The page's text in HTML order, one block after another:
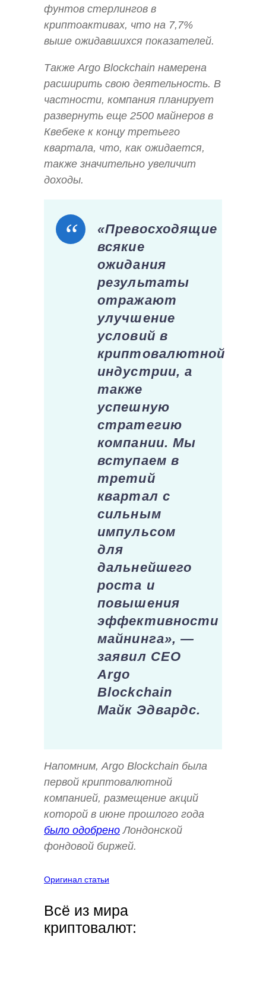
фунтов стерлингов в
криптоактивах, что на 7,7%
выше ожидавшихся показателей.
Также Argo Blockchain намерена
расширить свою деятельность. В
частности, компания планирует
развернуть еще 2500 майнеров в
Квебеке к концу третьего
квартала, что, как ожидается,
также значительно увеличит
доходы.
«Превосходящие
всякие
ожидания
результаты
отражают
улучшение
условий в
криптовалютной
индустрии, а
также
успешную
стратегию
компании. Мы
вступаем в
третий
квартал с
сильным
импульсом
для
дальнейшего
роста и
повышения
эффективности
майнинга», —
заявил CEO
Argo
Blockchain
Майк Эдвардс.
Напомним, Argo Blockchain была
первой криптовалютной
компанией, размещение акций
которой в июне прошлого года
было одобрено Лондонской
фондовой биржей.
Оригинал статьи
Всё из мира
криптовалют: